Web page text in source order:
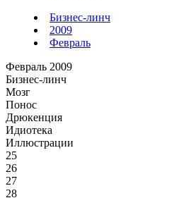
Бизнес-линч
2009
Февраль
Февраль 2009
Бизнес-линч
Мозг
Понос
Дрюкенция
Идиотека
Иллюстрации
25
26
27
28